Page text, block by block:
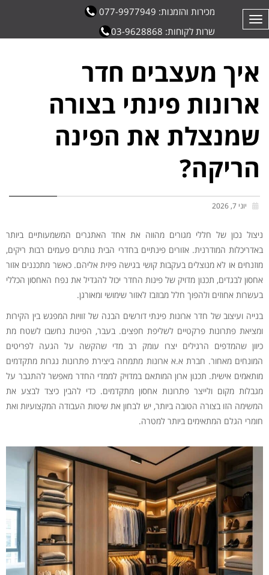
מכירות והזמנות: 077-9977949
שרות לקוחות: 03-9628868
תפריט
איך מעצבים חדר
ארונות פינתי בצורה
שמנצלת את הפינה
הריקה?
יוני 7, 2026
ניצול נכון של חללי מגורים מהווה את אחד האתגרים המשמעותיים ביותר
באדריכלות המודרנית. אזורים פינתיים בחדרי הבית נותרים פעמים רבות ריקים,
מוזנחים או לא מנוצלים בעקבות קושי בגישה פיזית אליהם. כאשר מתכננים אזור
אחסון לבגדים, תכנון מדויק של פינות החדר יכול להגדיל את נפח האחסון הכללי
בעשרות אחוזים ולהפוך חלל מבוזבז לאזור שימושי ומאורגן.
בנייה ועיצוב של חדר ארונות פינתי דורשים הבנה של זוויות המפגש בין הקירות
ומציאת פתרונות פרקטיים לשליפת חפצים. בעבר, הפינות נחשבו לשטח מת
כיוון שהמדפים הרגילים יצרו עומק רב מדי שהקשה על הגעה לפריטים
המונחים מאחור. חברת א.א ארונות מתמחה ביצירת פתרונות נגרות מתקדמים
מותאמים אישית. תכנון ארון המותאם במדויק לממדי החדר מאפשר להתגבר על
מגבלות מקום ולייצר פתרונות אחסון מתקדמים. כדי להבין כיצד לבצע את
המשימה הזו בצורה הטובה ביותר, יש לבחון את שיטות העבודה המקצועיות ואת
חומרי הגלם המתאימים ביותר למטרה.